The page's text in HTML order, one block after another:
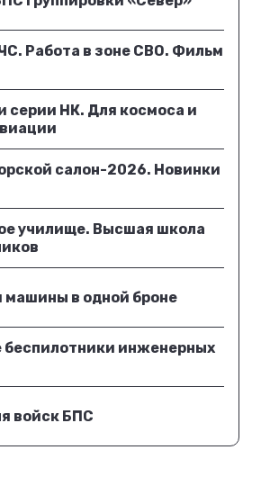
Работа в зоне СВО. Фильм
серии НК. Для космоса и
салон-2026. Новинки
училище. Высшая школа
машины в одной броне
инженерных
войск БПС